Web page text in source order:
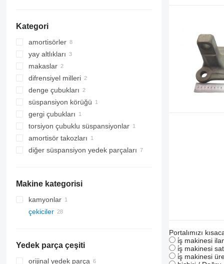
Kategori
amortisörler
yay altlıkları
makaslar
difrensiyel milleri
denge çubukları
süspansiyon körüğü
gergi çubukları
torsiyon çubuklu süspansiyonlar
amortisör takozları
diğer süspansiyon yedek parçaları
Makine kategorisi
kamyonlar
çekiciler
Yedek parça çeşiti
orijinal yedek parça
Portalımızı
i̇ş makinesi
i̇ş makinesi
i̇ş makinesi